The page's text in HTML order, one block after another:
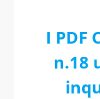
I PDF
n.18